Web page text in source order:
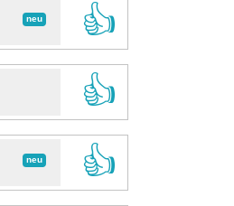
neu
👍
👍
neu
👍